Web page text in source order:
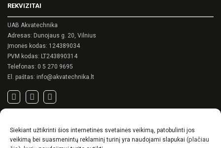
Siekiant užtikrinti šios internetinės svetainės veikimą, patobulinti jos
veikimą bei suasmenintų reklaminį turinį yra naudojami slapukai (plačiau
be
chosen
on
the
product
on
REKVIZITAI
UAB Akvatechnika
Adresas: Dunojaus g. 20, Vilnius
Įmonės kodas: 124389034
PVM kodas: LT243890314
Telefonas: 0 5 270 9695
El. paštas: info@akvatechnika.lt
Privatumo politika